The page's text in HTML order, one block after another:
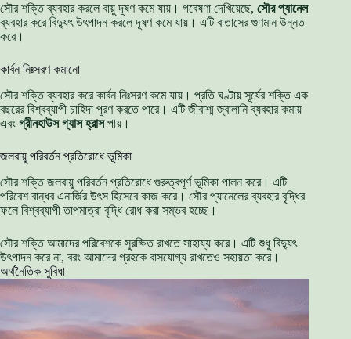
সৌর শক্তি ব্যবহার করলে বায়ু দূষণ কমে যায়। গবেষণা দেখিয়েছে, সৌর প্যানেল
ব্যবহার করে বিদ্যুৎ উৎপাদন করলে দূষণ কমে যায়। এটি বাতাসের গুণমান উন্নত
করে।
কার্বন নিঃসরণ কমানো
সৌর শক্তি ব্যবহার করে কার্বন নিঃসরণ কমে যায়। প্রতি ঘণ্টায় সূর্যের শক্তি এক
বছরের বিশ্বব্যাপী চাহিদা পূরণ করতে পারে। এটি জীবাশ্ম জ্বালানি ব্যবহার কমায়
এবং গ্রীনহাউস গ্যাস হ্রাসপায়।
জলবায়ু পরিবর্তন প্রতিরোধে ভূমিকা
সৌর শক্তি জলবায়ু পরিবর্তন প্রতিরোধে গুরুত্বপূর্ণ ভূমিকা পালন করে। এটি
পরিবেশ বান্ধব এনার্জির উৎস হিসেবে কাজ করে। সৌর প্যানেলের ব্যবহার বৃদ্ধির
ফলে বিশ্বব্যাপী তাপমাত্রা বৃদ্ধি রোধ করা সম্ভব হচ্ছে।
সৌর শক্তি আমাদের পরিবেশকে সুরক্ষিত রাখতে সাহায্য করে। এটি শুধু বিদ্যুৎ
উৎপাদন করে না, বরং আমাদের গ্রহকে বাসযোগ্য রাখতেও সহায়তা করে।
অর্থনৈতিক সুবিধা